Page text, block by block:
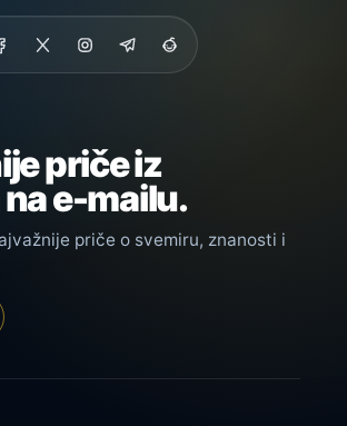
priče iz
e-mailu.
priče o svemiru, znanosti i